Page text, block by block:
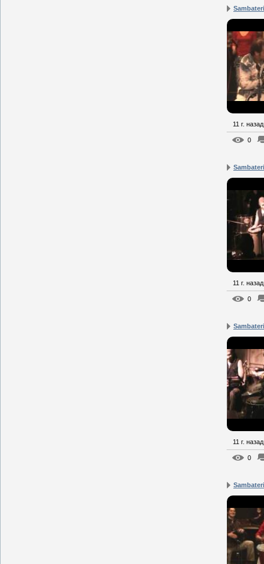
11 г. назад
0
11 г. назад
0
11 г. назад
0